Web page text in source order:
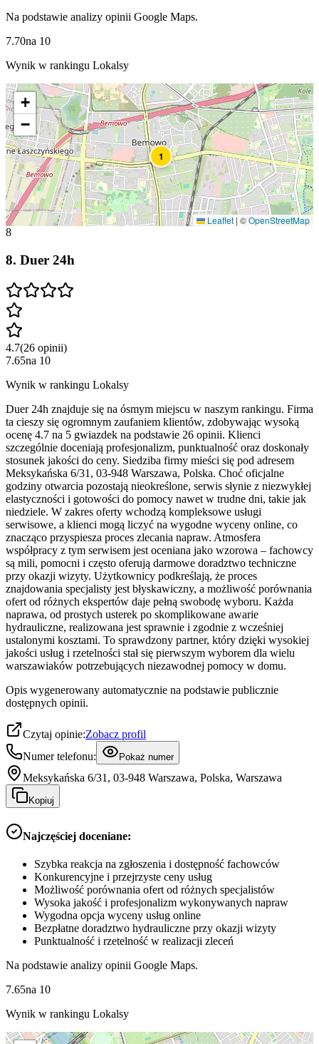
Na podstawie analizy opinii Google Maps.
7.70na 10
Wynik w rankingu Lokalsy
1
+
−
Leaflet | ©OpenStreetMap
8
8. Duer 24h
4.7(26 opinii)
7.65na 10
Wynik w rankingu Lokalsy
Duer 24h znajduje się na ósmym miejscu w naszym rankingu. Firma
ta cieszy się ogromnym zaufaniem klientów, zdobywając wysoką
ocenę 4.7 na 5 gwiazdek na podstawie 26 opinii. Klienci
szczególnie doceniają profesjonalizm, punktualność oraz doskonały
stosunek jakości do ceny. Siedziba firmy mieści się pod adresem
Meksykańska 6/31, 03-948 Warszawa, Polska. Choć oficjalne
godziny otwarcia pozostają nieokreślone, serwis słynie z niezwykłej
elastyczności i gotowości do pomocy nawet w trudne dni, takie jak
niedziele. W zakres oferty wchodzą kompleksowe usługi
serwisowe, a klienci mogą liczyć na wygodne wyceny online, co
znacząco przyspiesza proces zlecania napraw. Atmosfera
współpracy z tym serwisem jest oceniana jako wzorowa – fachowcy
są mili, pomocni i często oferują darmowe doradztwo techniczne
przy okazji wizyty. Użytkownicy podkreślają, że proces
znajdowania specjalisty jest błyskawiczny, a możliwość porównania
ofert od różnych ekspertów daje pełną swobodę wyboru. Każda
naprawa, od prostych usterek po skomplikowane awarie
hydrauliczne, realizowana jest sprawnie i zgodnie z wcześniej
ustalonymi kosztami. To sprawdzony partner, który dzięki wysokiej
jakości usług i rzetelności stał się pierwszym wyborem dla wielu
warszawiaków potrzebujących niezawodnej pomocy w domu.
Opis wygenerowany automatycznie na podstawie publicznie
dostępnych opinii.
Czytaj opinie:Zobacz profil
Numer telefonu:
Pokaż numer
Meksykańska 6/31, 03-948 Warszawa, Polska, Warszawa
Kopiuj
Najczęściej doceniane:
Szybka reakcja na zgłoszenia i dostępność fachowców
Konkurencyjne i przejrzyste ceny usług
Możliwość porównania ofert od różnych specjalistów
Wysoka jakość i profesjonalizm wykonywanych napraw
Wygodna opcja wyceny usług online
Bezpłatne doradztwo hydrauliczne przy okazji wizyty
Punktualność i rzetelność w realizacji zleceń
Na podstawie analizy opinii Google Maps.
7.65na 10
Wynik w rankingu Lokalsy